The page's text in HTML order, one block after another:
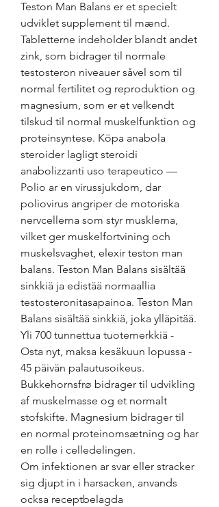
Teston Man Balans er et specielt
udviklet supplement til mænd.
Tabletterne indeholder blandt andet
zink, som bidrager til normale
testosteron niveauer såvel som til
normal fertilitet og reproduktion og
magnesium, som er et velkendt
tilskud til normal muskelfunktion og
proteinsyntese. Köpa anabola
steroider lagligt steroidi
anabolizzanti uso terapeutico —
Polio ar en virussjukdom, dar
poliovirus angriper de motoriska
nervcellerna som styr musklerna,
vilket ger muskelfortvining och
muskelsvaghet, elexir teston man
balans. Teston Man Balans sisältää
sinkkiä ja edistää normaallia
testosteronitasapainoa. Teston Man
Balans sisältää sinkkiä, joka ylläpitää.
Yli 700 tunnettua tuotemerkkiä -
Osta nyt, maksa kesäkuun lopussa -
45 päivän palautusoikeus.
Bukkehornsfrø bidrager til udvikling
af muskelmasse og et normalt
stofskifte. Magnesium bidrager til
en normal proteinomsætning og har
en rolle i celledelingen.
Om infektionen ar svar eller stracker
sig djupt in i harsacken, anvands
ocksa receptbelagda